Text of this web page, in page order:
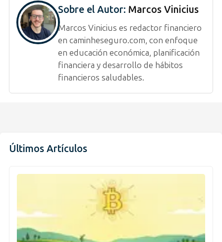
Sobre el Autor: Marcos Vinicius
Marcos Vinicius es redactor financiero
en caminheseguro.com, con enfoque
en educación económica, planificación
financiera y desarrollo de hábitos
financieros saludables.
Últimos Artículos